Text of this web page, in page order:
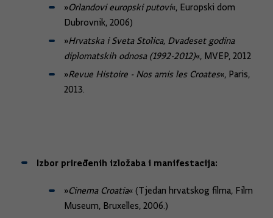
»Orlandovi europski putovi«, Europski dom
Dubrovnik, 2006)
»Hrvatska i Sveta Stolica, Dvadeset godina
diplomatskih odnosa (1992-2012)«, MVEP, 2012
»Revue Histoire - Nos amis les Croates«, Paris,
2013.
Izbor priređenih izložaba i manifestacija:
»Cinema Croatia« (Tjedan hrvatskog filma, Film
Museum, Bruxelles, 2006.)